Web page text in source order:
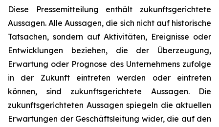
Diese Pressemitteilung enthält zukunftsgerichtete
Aussagen. Alle Aussagen, die sich nicht auf historische
Tatsachen, sondern auf Aktivitäten, Ereignisse oder
Entwicklungen beziehen, die der Überzeugung,
Erwartung oder Prognose des Unternehmens zufolge
in der Zukunft eintreten werden oder eintreten
können, sind zukunftsgerichtete Aussagen. Die
zukunftsgerichteten Aussagen spiegeln die aktuellen
Erwartungen der Geschäftsleitung wider, die auf den